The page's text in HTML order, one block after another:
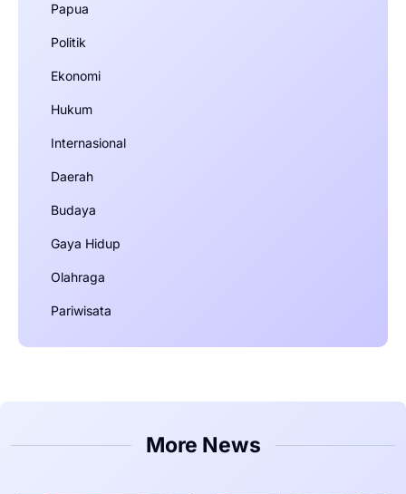
Papua
Politik
Ekonomi
Hukum
Internasional
Daerah
Budaya
Gaya Hidup
Olahraga
Pariwisata
More News